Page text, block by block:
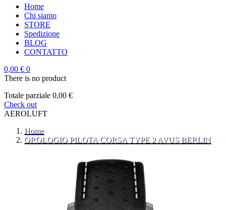
Home
Chi siamo
STORE
Spedizione
BLOG
CONTATTO
0,00 € 0
There is no product
Totale parziale 0,00 €
Check out
AEROLUFT
Home
OROLOGIO PILOTA CORSA TYPE 2 AVUS BERLIN